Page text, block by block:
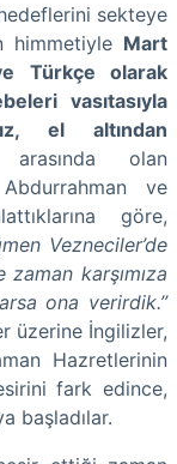
sekteye
himmetiyle Mart
Türkçe olarak
vasıtasıyla
el altından
olan
ve
göre,
Vezneciler’de
karşımıza
ona verirdik.’’
üzerine İngilizler,
Hazretlerinin
fark edince,
başladılar.